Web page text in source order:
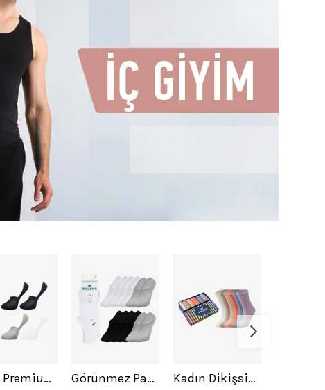
Erkek Premium Dikişsiz Babet 12'li Çorap Asortili Görünmez Pamuk Çorap 3lü Asorti Paket 12li Kadın Dikişsiz Roll Top Lastiksiz 6LI Bambu Çorap